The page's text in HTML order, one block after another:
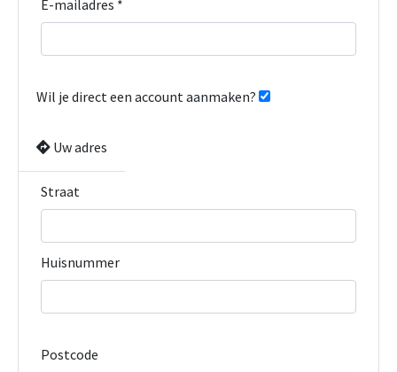
E-mailadres *
Wil je direct een account aanmaken?
Uw adres
Straat
Huisnummer
Postcode